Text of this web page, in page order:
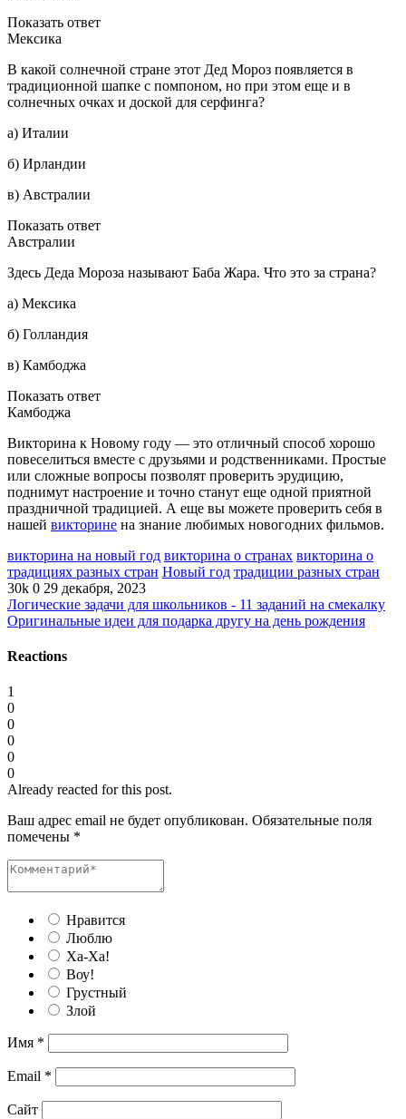
Показать ответ
Мексика
В какой солнечной стране этот Дед Мороз появляется в
традиционной шапке с помпоном, но при этом еще и в
солнечных очках и доской для серфинга?
а) Италии
б) Ирландии
в) Австралии
Показать ответ
Австралии
Здесь Деда Мороза называют Баба Жара. Что это за страна?
а) Мексика
б) Голландия
в) Камбоджа
Показать ответ
Камбоджа
Викторина к Новому году — это отличный способ хорошо
повеселиться вместе с друзьями и родственниками. Простые
или сложные вопросы позволят проверить эрудицию,
поднимут настроение и точно станут еще одной приятной
праздничной традицией. А еще вы можете проверить себя в
нашей викторине на знание любимых новогодних фильмов.
викторина на новый год викторина о странах викторина о
традициях разных стран Новый год традиции разных стран
30k 0 29 декабря, 2023
Логические задачи для школьников - 11 заданий на смекалку
Оригинальные идеи для подарка другу на день рождения
Reactions
1
0
0
0
0
0
Already reacted for this post.
Ваш адрес email не будет опубликован. Обязательные поля
помечены *
Нравится
Люблю
Ха-Ха!
Воу!
Грустный
Злой
Имя *
Email *
Сайт